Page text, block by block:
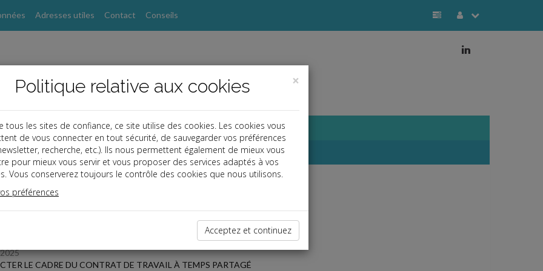
Adresses utiles Contact Conseils
j
dernières dépêches
LE CADRE DU CONTRAT DE TRAVAIL À TEMPS PARTAGÉ
×
Politique relative aux cookies
tous les sites de confiance, ce site utilise des cookies. Les cookies vous
de vous connecter en tout sécurité, de sauvegarder vos préférences
recherche, etc.). Ils nous permettent également de mieux vous
pour mieux vous servir et vous proposer des services adaptés à vos
Vous conserverez toujours le contrôle des cookies que nous utilisons.
préférences
Acceptez et continuez